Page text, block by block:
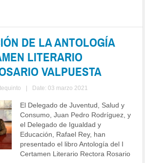
DE LA ANTOLOGÍA
LITERARIO
VALPUESTA
Date: 03 marzo 2021
El Delegado de Juventud, Salud y
Consumo, Juan Pedro Rodríguez, y
el Delegado de Igualdad y
Educación, Rafael Rey, han
presentado el libro Antología del I
Certamen Literario Rectora Rosario